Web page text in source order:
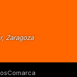
Zaragoza
Comarca